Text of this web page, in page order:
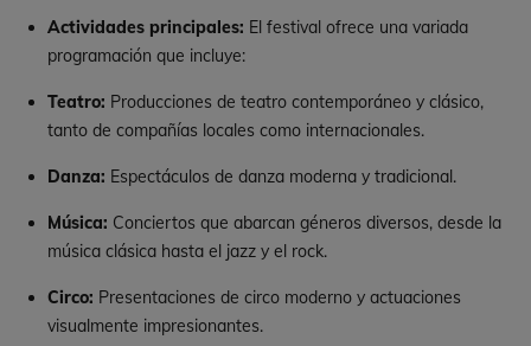
Actividades principales: El festival ofrece una variada
programación que incluye:
Teatro: Producciones de teatro contemporáneo y clásico,
tanto de compañías locales como internacionales.
Danza: Espectáculos de danza moderna y tradicional.
Música: Conciertos que abarcan géneros diversos, desde la
música clásica hasta el jazz y el rock.
Circo: Presentaciones de circo moderno y actuaciones
visualmente impresionantes.